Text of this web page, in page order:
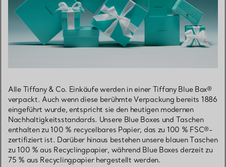
Alle Tiffany & Co. Einkäufe werden in einer Tiffany Blue Box®
verpackt. Auch wenn diese berühmte Verpackung bereits 1886
eingeführt wurde, entspricht sie den heutigen modernen
Nachhaltigkeitsstandards. Unsere Blue Boxes und Taschen
enthalten zu 100 % recycelbares Papier, das zu 100 % FSC®-
zertifiziert ist. Darüber hinaus bestehen unsere blauen Taschen
zu 100 % aus Recyclingpapier, während Blue Boxes derzeit zu
75 % aus Recyclingpapier hergestellt werden.